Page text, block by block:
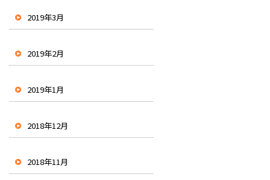
2019年3月
2019年2月
2019年1月
2018年12月
2018年11月